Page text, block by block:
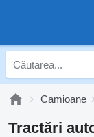
Camioane
Tractări